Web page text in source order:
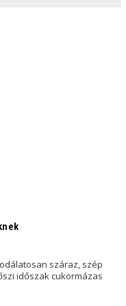
száraz, szép
időszak cukormázas